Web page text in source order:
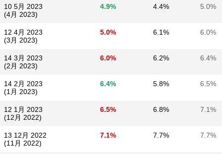
10 5月 2023
(4月 2023)
4.9% 4.4% 5.0%
12 4月 2023
(3月 2023)
5.0% 6.1% 6.0%
14 3月 2023
(2月 2023)
6.0% 6.2% 6.4%
14 2月 2023
(1月 2023)
6.4% 5.8% 6.5%
12 1月 2023
(12月 2022)
6.5% 6.8% 7.1%
13 12月 2022
(11月 2022)
7.1% 7.7% 7.7%